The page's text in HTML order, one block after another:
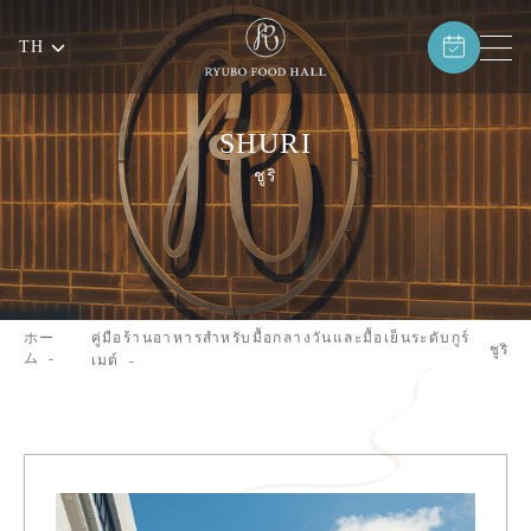
TH
SHURI
ชูริ
ホー
ム
คู่มือร้านอาหารสำหรับมื้อกลางวันและมื้อเย็นระดับกูร์
เมต์
ชูริ